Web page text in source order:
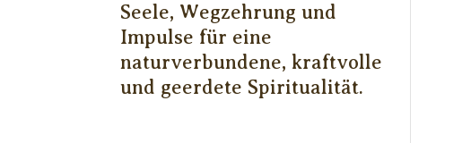
Seele, Wegzehrung und
Impulse für eine
naturverbundene, kraftvolle
und geerdete Spiritualität.